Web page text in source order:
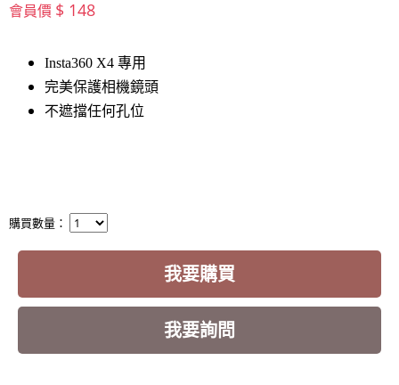
會員價 $ 148
Insta360 X4 專用
完美保護相機鏡頭
不遮擋任何孔位
購買數量：
我要購買
我要詢問